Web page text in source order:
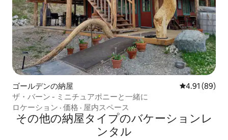
ゴールデンの納屋 レビュー89
4.91 (89)
ザ・バーン - ミニチュアポニーと一緒に
ロケーション · 価格 · 屋内スペース
その他の納屋タイプのバケーションレ
ンタル